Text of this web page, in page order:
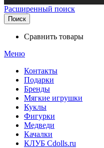
Расширенный поиск
Поиск
Сравнить товары
Меню
Контакты
Подарки
Бренды
Мягкие игрушки
Куклы
Фигурки
Медведи
Качалки
КЛУБ Cdolls.ru